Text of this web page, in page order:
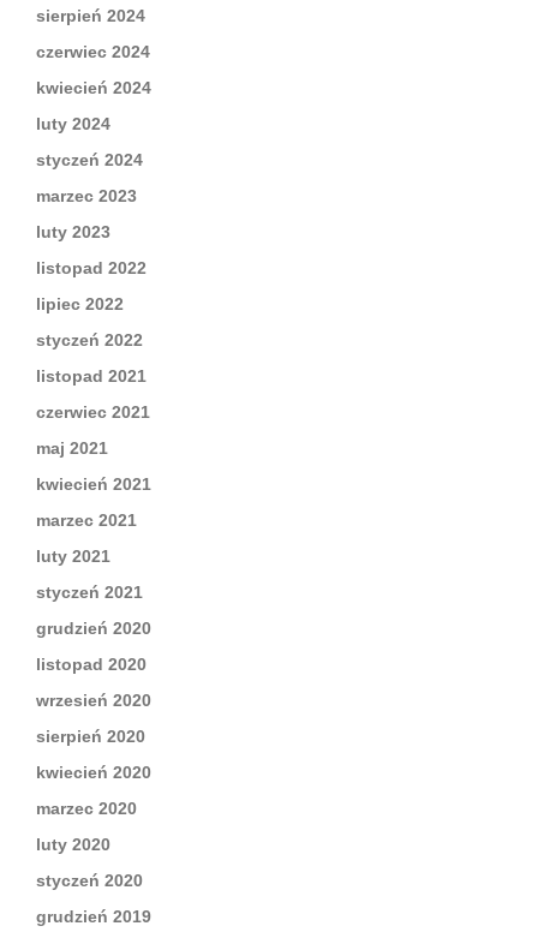
sierpień 2024
czerwiec 2024
kwiecień 2024
luty 2024
styczeń 2024
marzec 2023
luty 2023
listopad 2022
lipiec 2022
styczeń 2022
listopad 2021
czerwiec 2021
maj 2021
kwiecień 2021
marzec 2021
luty 2021
styczeń 2021
grudzień 2020
listopad 2020
wrzesień 2020
sierpień 2020
kwiecień 2020
marzec 2020
luty 2020
styczeń 2020
grudzień 2019